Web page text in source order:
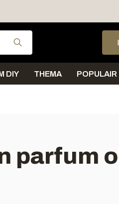
en BE
Gebruik de pijltjes op
DIY THEMA POPULAIR
parfum